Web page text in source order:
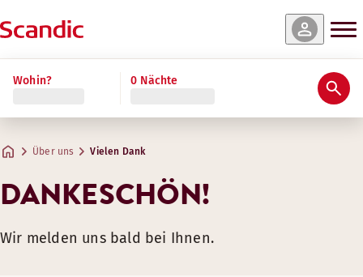
Wohin? 0 Nächte
Über uns Vielen Dank
DANKESCHÖN!
Wir melden uns bald bei Ihnen.